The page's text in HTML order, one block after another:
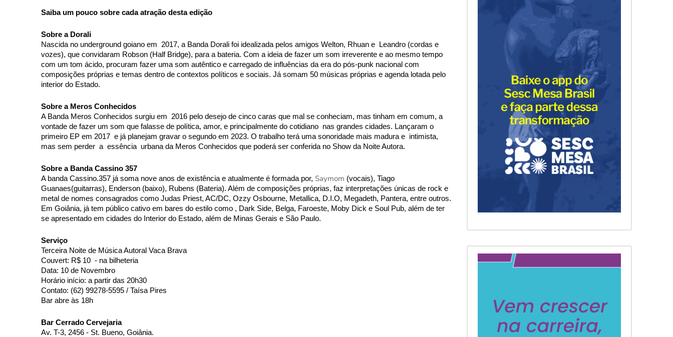
Saiba um pouco sobre cada atração desta edição
Sobre a Dorali
Nascida no underground goiano em  2017, a Banda Dorali foi idealizada pelos amigos Welton, Rhuan e  Leandro (cordas e
vozes), que convidaram Robson (Half Bridge), para a bateria. Com a ideia de fazer um som irreverente e ao mesmo tempo
com um tom ácido, procuram fazer uma som autêntico e carregado de influências da era do pós-punk nacional com
composições próprias e temas dentro de contextos políticos e sociais. Já somam 50 músicas próprias e agenda lotada pelo
interior do Estado.
Sobre a Meros Conhecidos
A Banda Meros Conhecidos surgiu em  2016 pelo desejo de cinco caras que mal se conheciam, mas tinham em comum, a
vontade de fazer um som que falasse de política, amor, e principalmente do cotidiano  nas grandes cidades. Lançaram o
primeiro EP em 2017  e já planejam gravar o segundo em 2023. O trabalho terá uma sonoridade mais madura e  intimista,
mas sem perder  a  essência  urbana da Meros Conhecidos que poderá ser conferida no Show da Noite Autora.
Sobre a Banda Cassino 357
A banda Cassino.357 já soma nove anos de existência e atualmente é formada por, Saymom (vocais), Tiago
Guanaes(guitarras), Enderson (baixo), Rubens (Bateria). Além de composições próprias, faz interpretações únicas de rock e
metal de nomes consagrados como Judas Priest, AC/DC, Ozzy Osbourne, Metallica, D.I.O, Megadeth, Pantera, entre outros.
Em Goiânia, já tem público cativo em bares do estilo como , Dark Side, Belga, Faroeste, Moby Dick e Soul Pub, além de ter
se apresentado em cidades do Interior do Estado, além de Minas Gerais e São Paulo.
Serviço
Terceira Noite de Música Autoral Vaca Brava
Couvert: R$ 10  - na bilheteria
Data: 10 de Novembro
Horário início: a partir das 20h30
Contato: (62) 99278-5595 / Taísa Pires
Bar abre às 18h
Bar Cerrado Cervejaria
Av. T-3, 2456 - St. Bueno, Goiânia.